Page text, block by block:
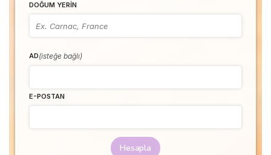
DOĞUM YERIN
AD(isteğe bağlı)
E-POSTAN
Hesapla